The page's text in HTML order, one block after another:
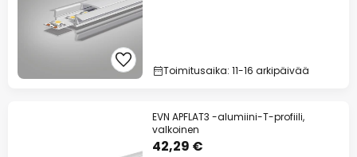
Toimitusaika: 11-16 arkipäivää
EVN APFLAT3 -alumiini-T-profiili,
valkoinen
42,29 €